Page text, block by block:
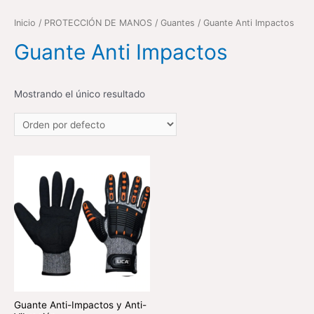
Inicio / PROTECCIÓN DE MANOS / Guantes / Guante Anti Impactos
Guante Anti Impactos
Mostrando el único resultado
Guante Anti-Impactos y Anti-